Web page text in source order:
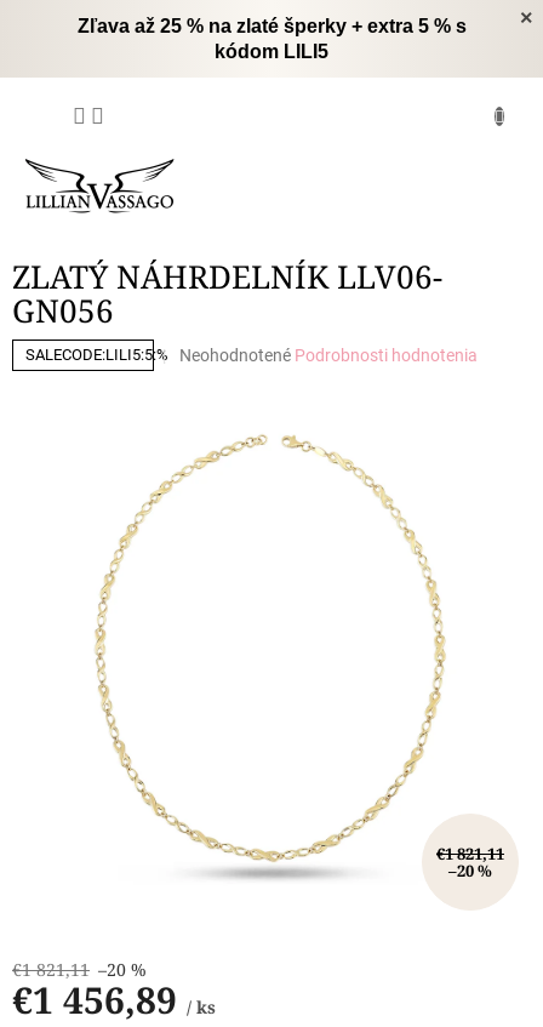
×
Zľava až 25 % na zlaté šperky + extra 5 % s
kódom LILI5
ZLATÝ NÁHRDELNÍK LLV06-
GN056
SALECODE:LILI5:5:%
Priemerné
z
Neohodnotené Podrobnosti hodnotenia
€1 821,11
–20 %
€1 821,11 –20 %
€1 456,89 / ks